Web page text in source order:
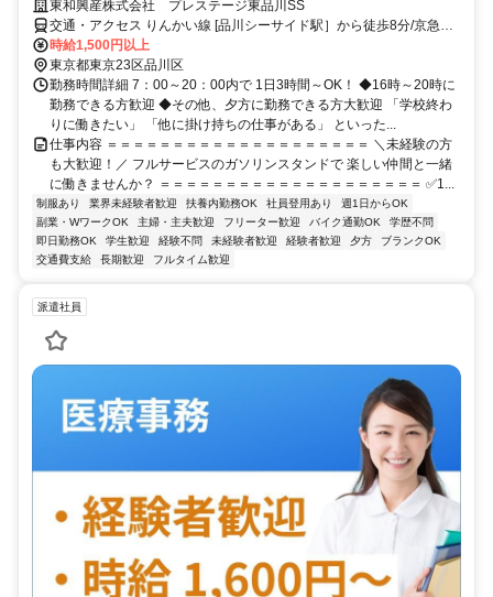
東和興産株式会社 プレステージ東品川SS
交通・アクセス りんかい線 [品川シーサイド駅］から徒歩8分/京急本
線「青物横丁駅」から徒歩10分
時給1,500円以上
東京都東京23区品川区
勤務時間詳細 7：00～20：00内で 1日3時間～OK！ ◆16時～20時に
勤務できる方歓迎 ◆その他、夕方に勤務できる方大歓迎 「学校終わ
りに働きたい」 「他に掛け持ちの仕事がある」 といった...
仕事内容 ＝＝＝＝＝＝＝＝＝＝＝＝＝＝＝＝＝＝＝＝ ＼未経験の方
も大歓迎！／ フルサービスのガソリンスタンドで 楽しい仲間と一緒
に働きませんか？ ＝＝＝＝＝＝＝＝＝＝＝＝＝＝＝＝＝＝＝＝ ✅1...
制服あり 業界未経験者歓迎 扶養内勤務OK 社員登用あり
週1日からOK
副業・WワークOK
主婦・主夫歓迎 フリーター歓迎 バイク通勤OK
学歴不問
即日勤務OK
学生歓迎 経験不問 未経験者歓迎 経験者歓迎 夕方
ブランクOK
交通費支給
長期歓迎 フルタイム歓迎
派遣社員